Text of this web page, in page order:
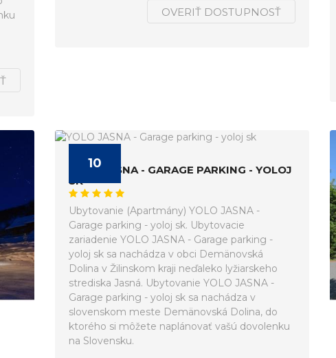
OVERIŤ DOSTUPNOSŤ
10
YOLO JASNA - GARAGE PARKING - YOLOJ
SK
Ubytovanie (Apartmány) YOLO JASNA -
Garage parking - yoloj sk. Ubytovacie
zariadenie YOLO JASNA - Garage parking -
yoloj sk sa nachádza v obci Demänovská
Dolina v Žilinskom kraji neďaleko lyžiarskeho
strediska Jasná. Ubytovanie YOLO JASNA -
Garage parking - yoloj sk sa nachádza v
slovenskom meste Demänovská Dolina, do
ktorého si môžete naplánovať vašú dovolenku
na Slovensku.